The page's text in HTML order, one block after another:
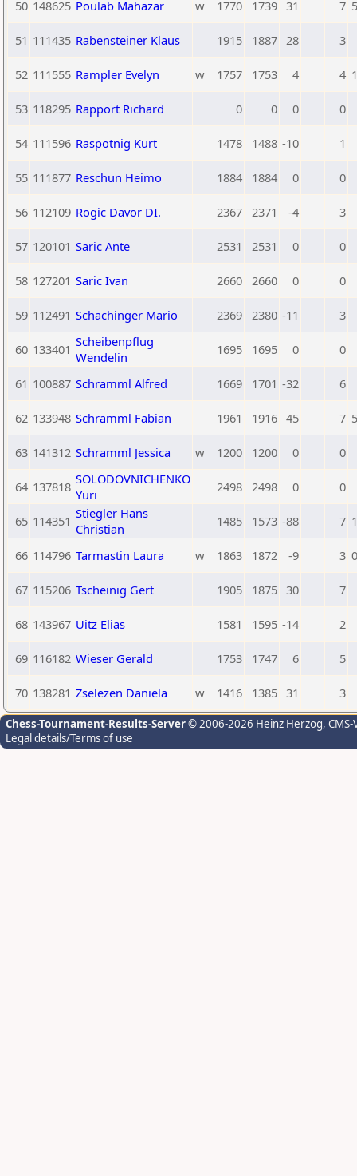
50 148625 Poulab Mahazar w 1770 1739 31 7
51 111435 Rabensteiner Klaus 1915 1887 28 3
52 111555 Rampler Evelyn w 1757 1753 4 4
53 118295 Rapport Richard 0 0 0 0
54 111596 Raspotnig Kurt 1478 1488 -10 1
55 111877 Reschun Heimo 1884 1884 0 0
56 112109 Rogic Davor DI. 2367 2371 -4 3
57 120101 Saric Ante 2531 2531 0 0
58 127201 Saric Ivan 2660 2660 0 0
59 112491 Schachinger Mario 2369 2380 -11 3
60 133401 Scheibenpflug
Wendelin
1695 1695 0 0
61 100887 Schramml Alfred 1669 1701 -32 6
62 133948 Schramml Fabian 1961 1916 45 7
63 141312 Schramml Jessica w 1200 1200 0 0
64 137818 SOLODOVNICHENKO
Yuri
2498 2498 0 0
65 114351 Stiegler Hans
Christian
1485 1573 -88 7
66 114796 Tarmastin Laura w 1863 1872 -9 3
67 115206 Tscheinig Gert 1905 1875 30 7
68 143967 Uitz Elias 1581 1595 -14 2
69 116182 Wieser Gerald 1753 1747 6 5
70 138281 Zselezen Daniela w 1416 1385 31 3
Chess-Tournament-Results-Server© 2006-2026 Heinz Herzog,
Legal details/Terms of use